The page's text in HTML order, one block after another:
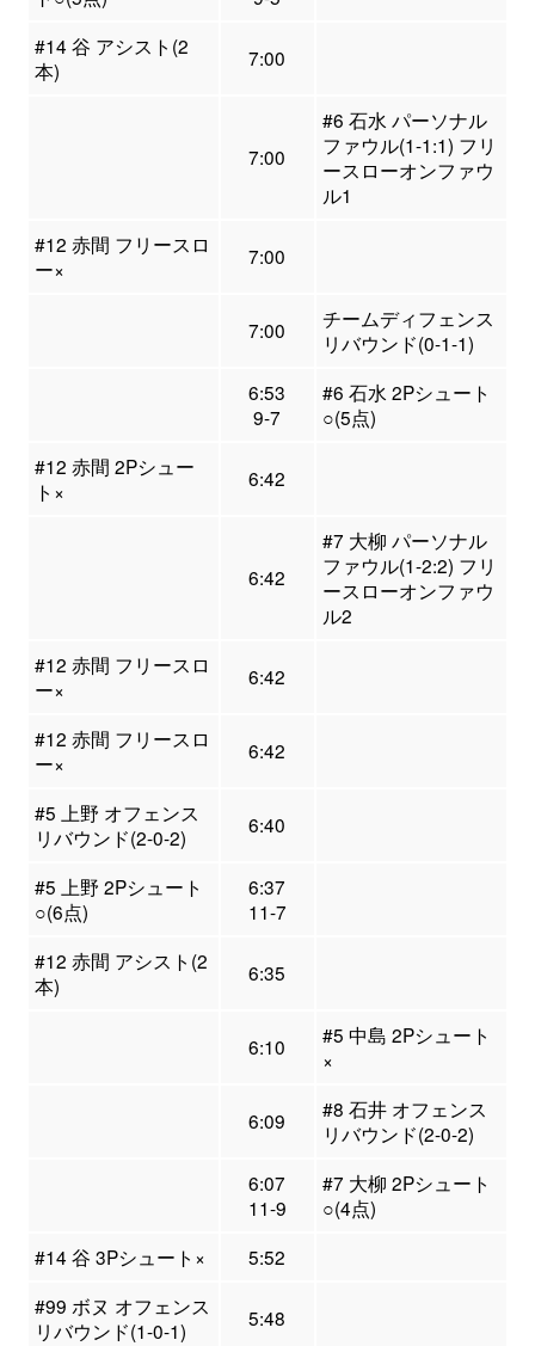
#14 谷 アシスト(2
本)
7:00
7:00
#6 石水 パーソナル
ファウル(1-1:1) フリ
ースローオンファウ
ル1
#12 赤間 フリースロ
ー×
7:00
7:00
チームディフェンス
リバウンド(0-1-1)
6:53
9-7
#6 石水 2Pシュート
○(5点)
#12 赤間 2Pシュー
ト×
6:42
6:42
#7 大柳 パーソナル
ファウル(1-2:2) フリ
ースローオンファウ
ル2
#12 赤間 フリースロ
ー×
6:42
#12 赤間 フリースロ
ー×
6:42
#5 上野 オフェンス
リバウンド(2-0-2)
6:40
#5 上野 2Pシュート
○(6点)
6:37
11-7
#12 赤間 アシスト(2
本)
6:35
6:10
#5 中島 2Pシュート
×
6:09
#8 石井 オフェンス
リバウンド(2-0-2)
6:07
11-9
#7 大柳 2Pシュート
○(4点)
#14 谷 3Pシュート×
5:52
#99 ボヌ オフェンス
リバウンド(1-0-1)
5:48